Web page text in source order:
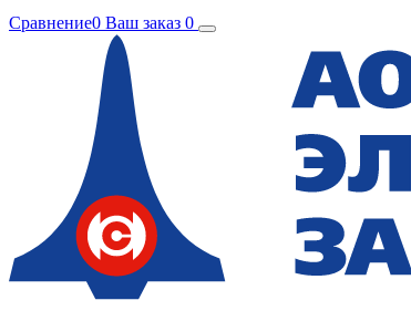
Сравнение0 Ваш заказ 0